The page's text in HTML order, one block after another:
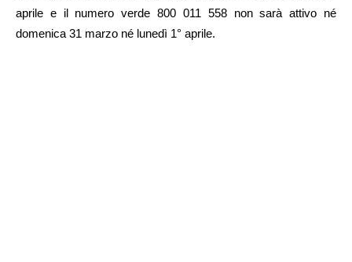
aprile e il numero verde 800 011 558 non sarà attivo né
domenica 31 marzo né lunedì 1° aprile.